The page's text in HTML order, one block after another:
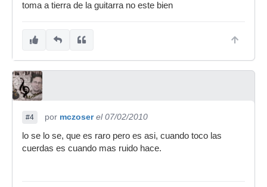
toma a tierra de la guitarra no este bien
#4 por mczoser el 07/02/2010
lo se lo se, que es raro pero es asi, cuando toco las
cuerdas es cuando mas ruido hace.